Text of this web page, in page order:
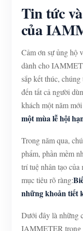
Các ứng
Màn hình
trời
Màn hình
Hệ thống
Tự động
Giám sát
Cửa hàng
Tài
Khởi động
Tài liệu
Video
Câu hỏi
Tin tức
Blog
Cộng
Nhà
Khám phá
Chương
Tiếp xúc
Về chúng
Tin tức
của
Cảm ơn sự ủng hộ
dành cho
sắp kết thúc,
đến tất cả người
khách một năm
một mùa lễ hội
Trong năm qua,
phẩm, phần mềm
trí tuệ nhân tạo
mục tiêu rõ ràng:
những khoản tiết
Dưới đây là những
IAMMETER trong